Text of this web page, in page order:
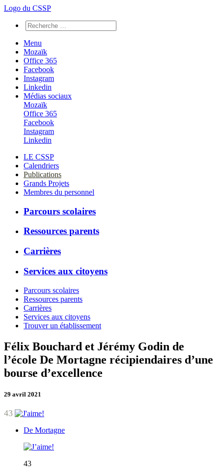
Logo du CSSP
Menu
Mozaïk
Office 365
Facebook
Instagram
Linkedin
Médias sociaux
Mozaïk
Office 365
Facebook
Instagram
Linkedin
LE CSSP
Calendriers
Publications
Grands Projets
Membres du personnel
Parcours scolaires
Ressources parents
Carrières
Services aux citoyens
Parcours scolaires
Ressources parents
Carrières
Services aux citoyens
Trouver un établissement
Félix Bouchard et Jérémy Godin de
l’école De Mortagne récipiendaires d’une
bourse d’excellence
29 avril 2021
43
De Mortagne
43